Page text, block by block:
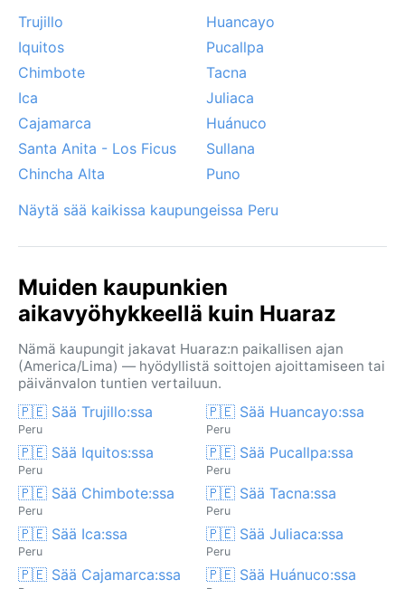
Trujillo
Huancayo
Iquitos
Pucallpa
Chimbote
Tacna
Ica
Juliaca
Cajamarca
Huánuco
Santa Anita - Los Ficus
Sullana
Chincha Alta
Puno
Näytä sää kaikissa kaupungeissa Peru
Muiden kaupunkien
aikavyöhykkeellä kuin Huaraz
Nämä kaupungit jakavat Huaraz:n paikallisen ajan
(America/Lima) — hyödyllistä soittojen ajoittamiseen tai
päivänvalon tuntien vertailuun.
🇵🇪 Sää Trujillo:ssa
Peru
🇵🇪 Sää Huancayo:ssa
Peru
🇵🇪 Sää Iquitos:ssa
Peru
🇵🇪 Sää Pucallpa:ssa
Peru
🇵🇪 Sää Chimbote:ssa
Peru
🇵🇪 Sää Tacna:ssa
Peru
🇵🇪 Sää Ica:ssa
Peru
🇵🇪 Sää Juliaca:ssa
Peru
🇵🇪 Sää Cajamarca:ssa 🇵🇪 Sää Huánuco:ssa